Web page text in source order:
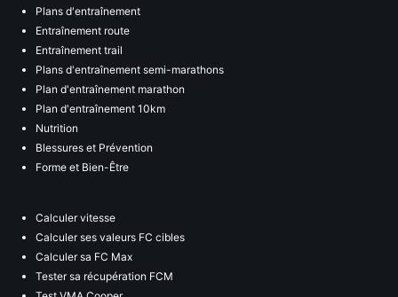
Plans d'entraînement
Entraînement route
Entraînement trail
Plans d'entraînement semi-marathons
Plan d'entraînement marathon
Plan d'entraînement 10km
Nutrition
Blessures et Prévention
Forme et Bien-Être
Calculer vitesse
Calculer ses valeurs FC cibles
Calculer sa FC Max
Tester sa récupération FCM